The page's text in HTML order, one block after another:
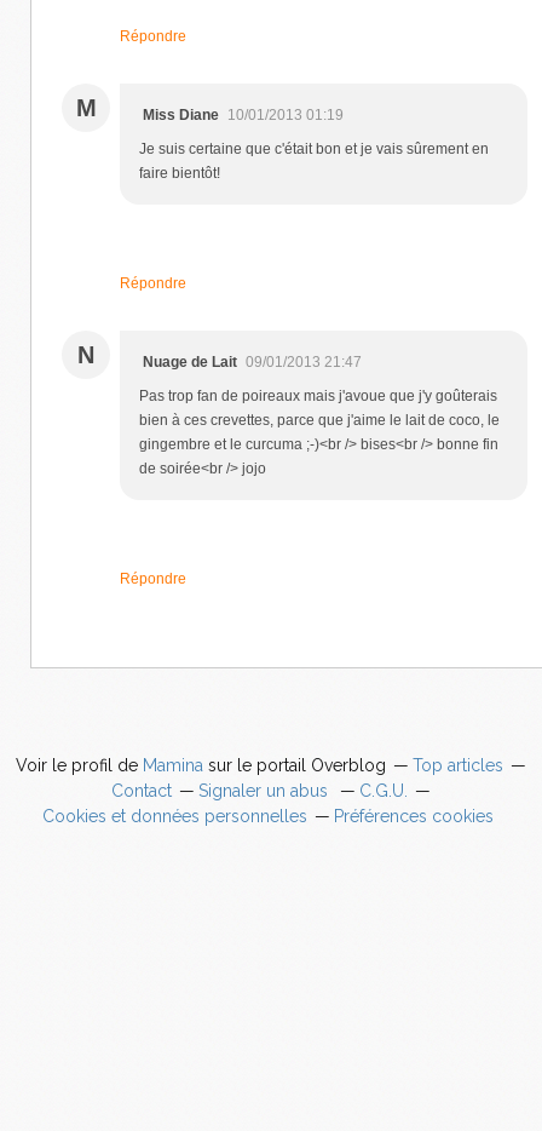
Répondre
M Miss Diane 10/01/2013 01:19
Je suis certaine que c'était bon et je vais sûrement en
faire bientôt!
Répondre
N Nuage de Lait 09/01/2013 21:47
Pas trop fan de poireaux mais j'avoue que j'y goûterais
bien à ces crevettes, parce que j'aime le lait de coco, le
gingembre et le curcuma ;-)<br /> bises<br /> bonne fin
de soirée<br /> jojo
Répondre
Voir le profil de Mamina sur le portail Overblog
Top articles
Contact
Signaler un abus
C.G.U.
Cookies et données personnelles
Préférences cookies